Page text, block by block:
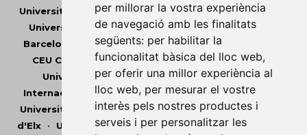
per millorar la vostra experiència
de navegació amb les finalitats
següents: per habilitar la
funcionalitat bàsica del lloc web,
per oferir una millor experiència al
lloc web, per mesurar el vostre
interès pels nostres productes i
serveis i per personalitzar les
Universitat Abat Oliba CEU • Universitat d'Alacant
Universitat d'Andorra•Universitat Autònoma de
Barcelona
Universitat de Barcelona •
CEU Cardenal Herrera•Universitat de Girona•
Universitat de les Illes Balears•Universitat
Internacional de Catalunya•Universitat Jaume I
Universitat de Lleida•Universitat Miguel Hernández
d'Elx• Universitat Oberta de Catalunya•Universitat